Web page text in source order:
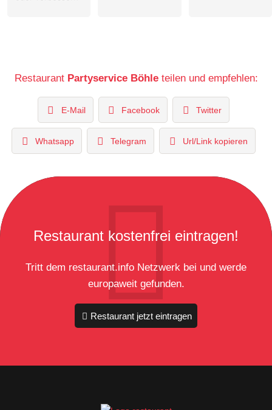
Restaurant Partyservice Böhleteilen und empfehlen:
E-Mail Facebook Twitter
Whatsapp Telegram Url/Link kopieren
Restaurant kostenfrei eintragen!
Tritt dem restaurant.info Netzwerk bei und werde
europaweit gefunden.
Restaurant jetzt eintragen